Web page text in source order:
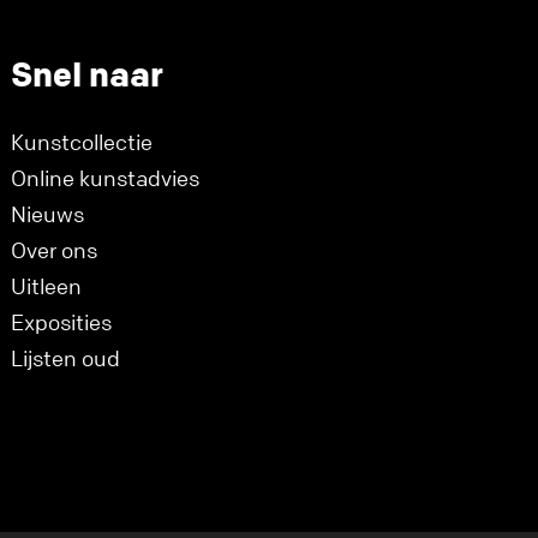
Snel naar
Kunstcollectie
Online kunstadvies
Nieuws
Over ons
Uitleen
Exposities
Lijsten oud